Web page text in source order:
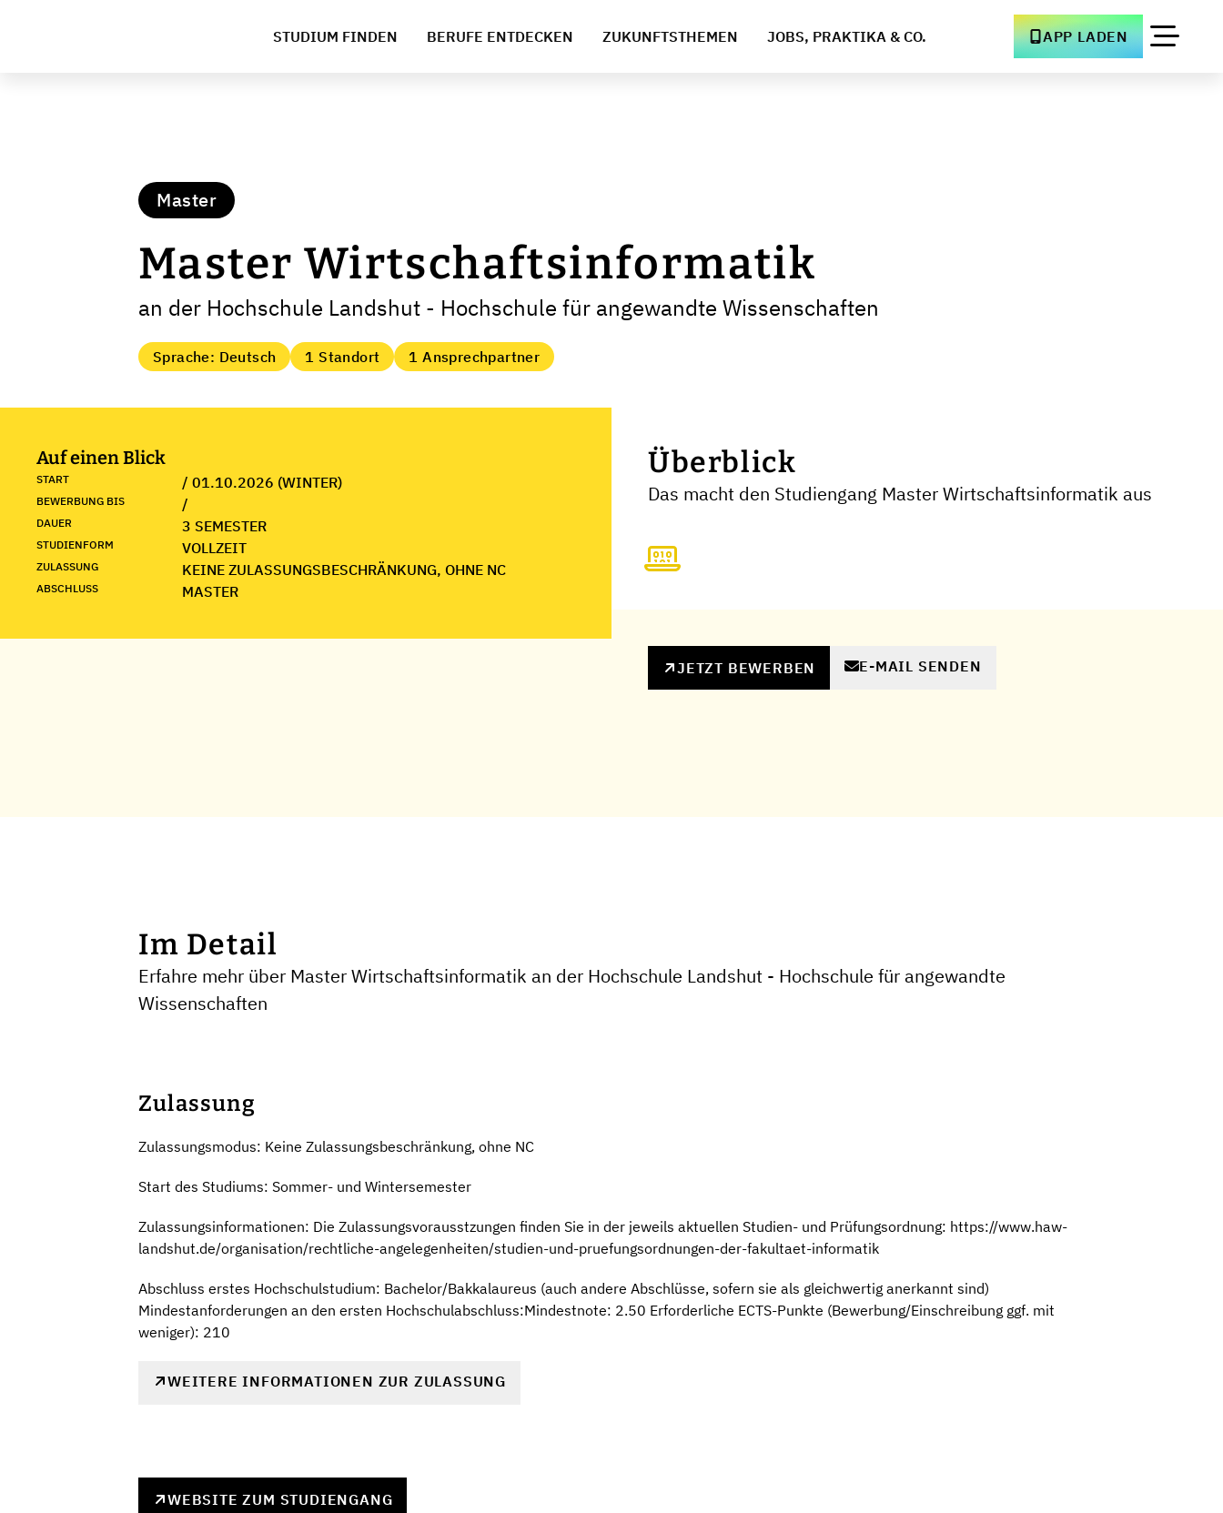
STUDIUM FINDEN BERUFE ENTDECKEN ZUKUNFTSTHEMEN JOBS, PRAKTIKA & CO. APP LADEN
Master
Master Wirtschaftsinformatik
an der Hochschule Landshut - Hochschule für angewandte Wissenschaften
Sprache: Deutsch 1 Standort 1 Ansprechpartner
Auf einen Blick
START / 01.10.2026 (WINTER)
BEWERBUNG BIS /
DAUER 3 SEMESTER
STUDIENFORM VOLLZEIT
ZULASSUNG KEINE ZULASSUNGSBESCHRÄNKUNG, OHNE NC
ABSCHLUSS MASTER
Überblick
Das macht den Studiengang Master Wirtschaftsinformatik aus
JETZT BEWERBEN E-MAIL SENDEN
Im Detail
Erfahre mehr über Master Wirtschaftsinformatik an der Hochschule Landshut - Hochschule für angewandte
Wissenschaften
Zulassung
Zulassungsmodus: Keine Zulassungsbeschränkung, ohne NC
Start des Studiums: Sommer- und Wintersemester
Zulassungsinformationen: Die Zulassungsvorausstzungen finden Sie in der jeweils aktuellen Studien- und Prüfungsordnung: https://www.haw-
landshut.de/organisation/rechtliche-angelegenheiten/studien-und-pruefungsordnungen-der-fakultaet-informatik
Abschluss erstes Hochschulstudium: Bachelor/Bakkalaureus (auch andere Abschlüsse, sofern sie als gleichwertig anerkannt sind)
Mindestanforderungen an den ersten Hochschulabschluss:Mindestnote: 2.50 Erforderliche ECTS-Punkte (Bewerbung/Einschreibung ggf. mit
weniger): 210
WEITERE INFORMATIONEN ZUR ZULASSUNG
WEBSITE ZUM STUDIENGANG